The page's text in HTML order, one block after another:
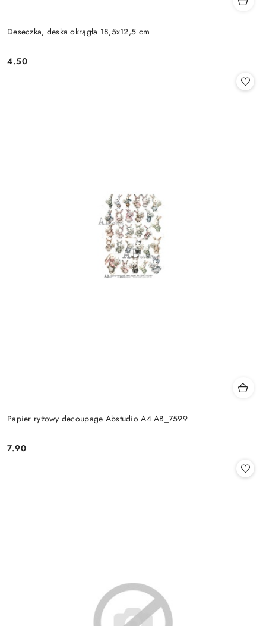
Deseczka, deska okrągła 18,5x12,5 cm
Cena:
4.50
Papier ryżowy decoupage Abstudio A4 AB_7599
Cena:
7.90